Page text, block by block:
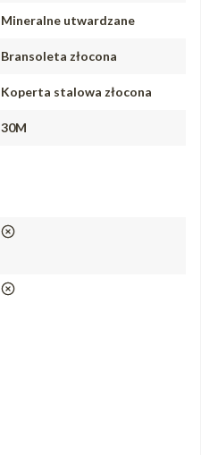
Mineralne utwardzane
Bransoleta złocona
Koperta stalowa złocona
30M
nie
nie